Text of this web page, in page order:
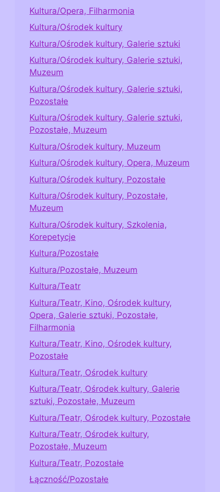
Kultura/Opera, Filharmonia
Kultura/Ośrodek kultury
Kultura/Ośrodek kultury, Galerie sztuki
Kultura/Ośrodek kultury, Galerie sztuki,
Muzeum
Kultura/Ośrodek kultury, Galerie sztuki,
Pozostałe
Kultura/Ośrodek kultury, Galerie sztuki,
Pozostałe, Muzeum
Kultura/Ośrodek kultury, Muzeum
Kultura/Ośrodek kultury, Opera, Muzeum
Kultura/Ośrodek kultury, Pozostałe
Kultura/Ośrodek kultury, Pozostałe,
Muzeum
Kultura/Ośrodek kultury, Szkolenia,
Korepetycje
Kultura/Pozostałe
Kultura/Pozostałe, Muzeum
Kultura/Teatr
Kultura/Teatr, Kino, Ośrodek kultury,
Opera, Galerie sztuki, Pozostałe,
Filharmonia
Kultura/Teatr, Kino, Ośrodek kultury,
Pozostałe
Kultura/Teatr, Ośrodek kultury
Kultura/Teatr, Ośrodek kultury, Galerie
sztuki, Pozostałe, Muzeum
Kultura/Teatr, Ośrodek kultury, Pozostałe
Kultura/Teatr, Ośrodek kultury,
Pozostałe, Muzeum
Kultura/Teatr, Pozostałe
Łączność/Pozostałe